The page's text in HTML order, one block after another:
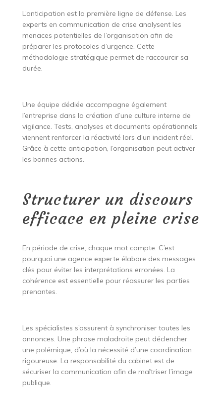
L’anticipation est la première ligne de défense. Les
experts en communication de crise analysent les
menaces potentielles de l’organisation afin de
préparer les protocoles d’urgence. Cette
méthodologie stratégique permet de raccourcir sa
durée.
Une équipe dédiée accompagne également
l’entreprise dans la création d’une culture interne de
vigilance. Tests, analyses et documents opérationnels
viennent renforcer la réactivité lors d’un incident réel.
Grâce à cette anticipation, l’organisation peut activer
les bonnes actions.
Structurer un discours
efficace en pleine crise
En période de crise, chaque mot compte. C’est
pourquoi une agence experte élabore des messages
clés pour éviter les interprétations erronées. La
cohérence est essentielle pour réassurer les parties
prenantes.
Les spécialistes s’assurent à synchroniser toutes les
annonces. Une phrase maladroite peut déclencher
une polémique, d’où la nécessité d’une coordination
rigoureuse. La responsabilité du cabinet est de
sécuriser la communication afin de maîtriser l’image
publique.